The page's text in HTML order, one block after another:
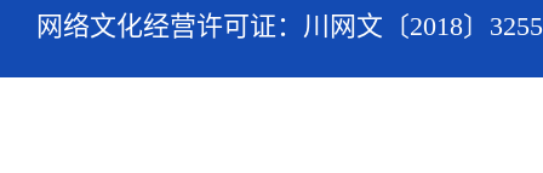
网络文化经营许可证：川网文〔2018〕